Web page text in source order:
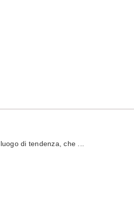
di tendenza, che ...